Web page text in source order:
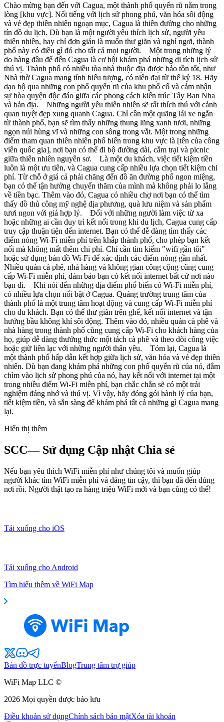
Chào mừng bạn đến với Cagua, một thành phố quyến rũ nằm trong
lòng [khu vực]. Nổi tiếng với lịch sử phong phú, văn hóa sôi động
và vẻ đẹp thiên nhiên ngoạn mục, Cagua là thiên đường cho những
tín đồ du lịch. Dù bạn là một người yêu thích lịch sử, người yêu
thiên nhiên, hay chỉ đơn giản là muốn thư giãn và nghỉ ngơi, thành
phố này có điều gì đó cho tất cả mọi người. Một trong những lý
do hàng đầu để đến Cagua là cơ hội khám phá những di tích lịch sử
thú vị. Thành phố có nhiều tòa nhà thuộc địa được bảo tồn tốt, như
Nhà thờ Cagua mang tính biểu tượng, có niên đại từ thế kỷ 18. Hãy
dạo bộ qua những con phố quyến rũ của khu phố cổ và cảm nhận
sự hòa quyện độc đáo giữa các phong cách kiến trúc Tây Ban Nha
và bản địa. Những người yêu thiên nhiên sẽ rất thích thú với cảnh
quan tuyệt đẹp xung quanh Cagua. Chỉ cần một quãng lái xe ngắn
từ thành phố, bạn sẽ tìm thấy những thung lũng xanh tươi, những
ngọn núi hùng vĩ và những con sông trong vắt. Một trong những
điểm tham quan thiên nhiên phổ biến trong khu vực là [tên của công
viên quốc gia], nơi bạn có thể đi bộ đường dài, cắm trại và picnic
giữa thiên nhiên nguyên sơ. Là một du khách, việc tiết kiệm tiền
luôn là một ưu tiên, và Cagua cung cấp nhiều lựa chọn tiết kiệm chi
phí. Từ chỗ ở giá cả phải chăng đến đồ ăn đường phố ngon miệng,
bạn có thể tận hưởng chuyến thăm của mình mà không phải lo lắng
về tiền bạc. Thêm vào đó, Cagua có nhiều chợ nơi bạn có thể tìm
thấy đồ thủ công mỹ nghệ địa phương, quà lưu niệm và sản phẩm
tươi ngon với giá hợp lý. Đối với những người làm việc từ xa
hoặc những ai cần duy trì kết nối trong khi du lịch, Cagua cung cấp
truy cập thuận tiện đến internet. Bạn có thể dễ dàng tìm thấy các
điểm nóng Wi-Fi miễn phí trên khắp thành phố, cho phép bạn kết
nối mà không mất thêm chi phí. Chỉ cần tìm kiếm "wifi gần tôi"
hoặc sử dụng bản đồ Wi-Fi để xác định các điểm nóng gần nhất.
Nhiều quán cà phê, nhà hàng và không gian công cộng cũng cung
cấp Wi-Fi miễn phí, đảm bảo bạn có kết nối internet bất cứ nơi nào
bạn đi. Khi nói đến những địa điểm phổ biến có Wi-Fi miễn phí,
có nhiều lựa chọn nổi bật ở Cagua. Quảng trường trung tâm của
thành phố là một trung tâm hoạt động và cung cấp Wi-Fi miễn phí
cho du khách. Bạn có thể thư giãn trên ghế, kết nối internet và tận
hưởng bầu không khí sôi động. Thêm vào đó, nhiều quán cà phê và
nhà hàng trong thành phố cũng cung cấp Wi-Fi cho khách hàng của
họ, giúp dễ dàng thưởng thức một tách cà phê và theo dõi công việc
hoặc giữ liên lạc với những người thân yêu. Tóm lại, Cagua là
một thành phố hấp dẫn kết hợp giữa lịch sử, văn hóa và vẻ đẹp thiên
nhiên. Dù bạn đang khám phá những con phố quyến rũ của nó, đắm
chìm vào lịch sử phong phú của nó, hay kết nối với internet tại một
trong nhiều điểm Wi-Fi miễn phí, bạn chắc chắn sẽ có một trải
nghiệm đáng nhớ và thú vị. Vì vậy, hãy đóng gói hành lý của bạn,
tiết kiệm tiền, và sẵn sàng để khám phá tất cả những gì Cagua mang
lại.
Hiển thị thêm
SCC— Sử dụng Cập nhật Chia sẻ
Nếu bạn yêu thích WiFi miễn phí như chúng tôi và muốn giúp
người khác tìm WiFi miễn phí và đáng tin cậy, thì bạn đã đến đúng
nơi rồi. Người thật tạo ra hàng triệu WiFi mới và bạn cũng có thể!
Tải xuống cho iOS
Tải xuống cho Android
Tìm hiểu thêm về WiFi Map
Bản đồ trực tuyếnBlogTrung tâm trợ giúp
WiFi Map LLC ©
2026 Mọi quyền được bảo lưu
Điều khoản sử dụngChính sách bảo mậtXóa tài khoản